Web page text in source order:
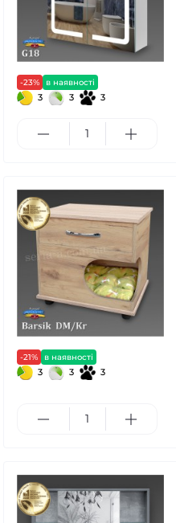
-23% в наявності
3 3 3
-21% в наявності
3 3 3